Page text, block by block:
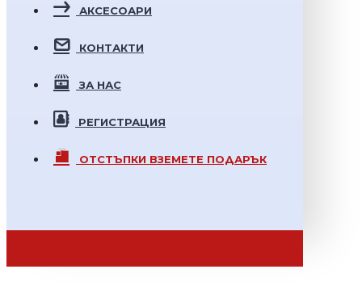
АКСЕСОАРИ
КОНТАКТИ
ЗА НАС
РЕГИСТРАЦИЯ
ОТСТЪПКИ ВЗЕМЕТЕ ПОДАРЪК